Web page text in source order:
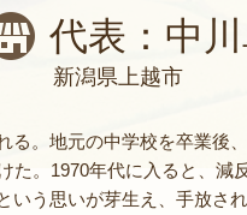
代表：中
新潟県上越市
る。地元の中学校を卒業
た。1970年代に入ると、
いう思いが芽生え、手放さ